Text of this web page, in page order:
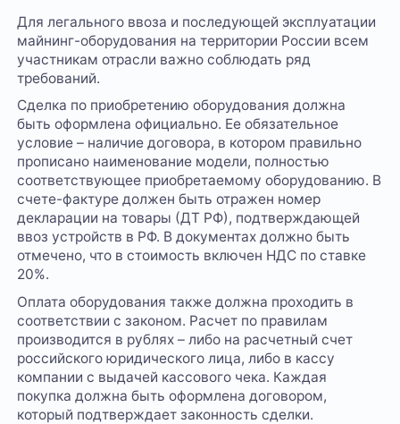
Для легального ввоза и последующей эксплуатации
майнинг-оборудования на территории России всем
участникам отрасли важно соблюдать ряд
требований.
Сделка по приобретению оборудования должна
быть оформлена официально. Ее обязательное
условие – наличие договора, в котором правильно
прописано наименование модели, полностью
соответствующее приобретаемому оборудованию. В
счете-фактуре должен быть отражен номер
декларации на товары (ДТ РФ), подтверждающей
ввоз устройств в РФ. В документах должно быть
отмечено, что в стоимость включен НДС по ставке
20%.
Оплата оборудования также должна проходить в
соответствии с законом. Расчет по правилам
производится в рублях – либо на расчетный счет
российского юридического лица, либо в кассу
компании с выдачей кассового чека. Каждая
покупка должна быть оформлена договором,
который подтверждает законность сделки.